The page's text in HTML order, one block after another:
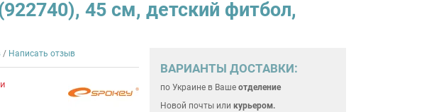
45 см, детский фитбол,
/ Написать отзыв
ВАРИАНТЫ ДОСТАВКИ:
по Украине в Ваше отделение
Новой почты или курьером.